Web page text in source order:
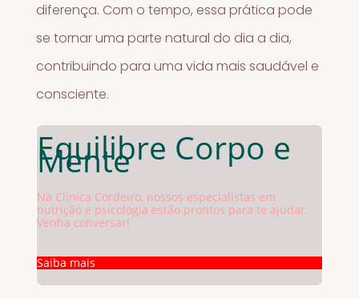
diferença. Com o tempo, essa prática pode
se tornar uma parte natural do dia a dia,
contribuindo para uma vida mais saudável e
consciente.
Equilibre Corpo e
Mente
Na Clínica Cordeiro, nossos especialistas em
nutrição e psicologia estão prontos para te ajudar.
Venha conversar!
Saiba mais